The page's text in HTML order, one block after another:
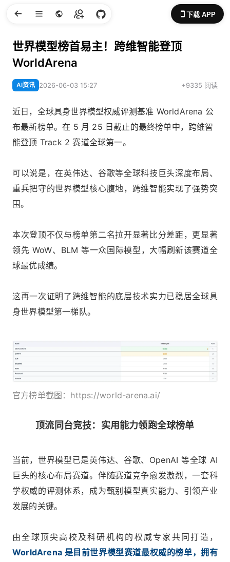
下载 APP
世界模型榜首易主！跨维智能登顶
WorldArena
AI资讯 2026-06-03 15:27 +9335 阅读
近日，全球具身世界模型权威评测基准 WorldArena 公
布最新榜单。在 5 月 25 日截止的最终榜单中，跨维智
能登顶 Track 2 赛道全球第一。
可以说是，在英伟达、谷歌等全球科技巨头深度布局、
重兵把守的世界模型核心腹地，跨维智能实现了强势突
围。
本次登顶不仅与榜单第二名拉开显著比分差距，更显著
领先 WoW、BLM 等一众国际模型，大幅刷新该赛道全
球最优成绩。
这再一次证明了跨维智能的底层技术实力已稳居全球具
身世界模型第一梯队。
官方榜单截图：https://world-arena.ai/
顶流同台竞技：实用能力领跑全球榜单
当前，世界模型已是英伟达、谷歌、OpenAI 等全球 AI
巨头的核心布局赛道。伴随赛道竞争愈发激烈，一套科
学权威的评测体系，成为甄别模型真实能力、引领产业
发展的关键。
由全球顶尖高校及科研机构的权威专家共同打造，
WorldArena 是目前世界模型赛道最权威的榜单，拥有